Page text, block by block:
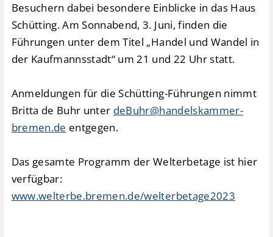
Besuchern dabei besondere Einblicke in das Haus
Schütting. Am Sonnabend, 3. Juni, finden die
Führungen unter dem Titel „Handel und Wandel in
der Kaufmannsstadt“ um 21 und 22 Uhr statt.
Anmeldungen für die Schütting-Führungen nimmt
Britta de Buhr unter deBuhr@handelskammer-
bremen.de entgegen.
Das gesamte Programm der Welterbetage ist hier
verfügbar:
www.welterbe.bremen.de/welterbetage2023